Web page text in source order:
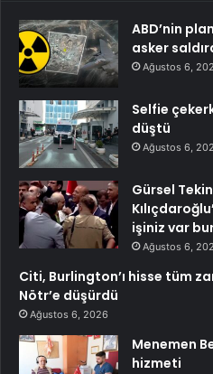
ABD’nin
asker
Ağustos 6,
Selfie
düştü
Ağustos 6,
Gürsel
işiniz var
Ağustos 6,
Citi, Burlington’ı hisse tüm
Nötr’e düşürdü
Ağustos 6, 2026
Menemen
hizmeti